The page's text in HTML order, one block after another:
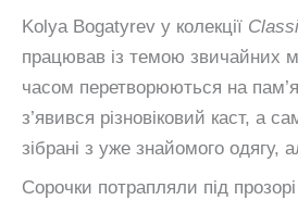
Kolya Bogatyrev у колекції
працював із темою звичайних
часом перетворюються на
з’явився різновіковий каст, а
зібрані з уже знайомого одягу,
Сорочки потрапляли під